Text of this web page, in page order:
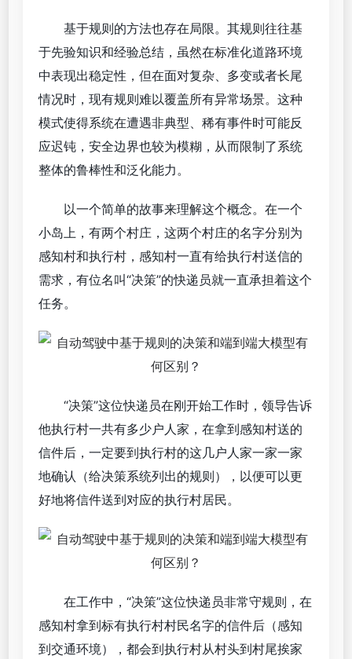
基于规则的方法也存在局限。其规则往往基
于先验知识和经验总结，虽然在标准化道路环境
中表现出稳定性，但在面对复杂、多变或者长尾
情况时，现有规则难以覆盖所有异常场景。这种
模式使得系统在遭遇非典型、稀有事件时可能反
应迟钝，安全边界也较为模糊，从而限制了系统
整体的鲁棒性和泛化能力。
以一个简单的故事来理解这个概念。在一个
小岛上，有两个村庄，这两个村庄的名字分别为
感知村和执行村，感知村一直有给执行村送信的
需求，有位名叫“决策”的快递员就一直承担着这个
任务。
“决策”这位快递员在刚开始工作时，领导告诉
他执行村一共有多少户人家，在拿到感知村送的
信件后，一定要到执行村的这几户人家一家一家
地确认（给决策系统列出的规则），以便可以更
好地将信件送到对应的执行村居民。
在工作中，“决策”这位快递员非常守规则，在
感知村拿到标有执行村村民名字的信件后（感知
到交通环境），都会到执行村从村头到村尾挨家